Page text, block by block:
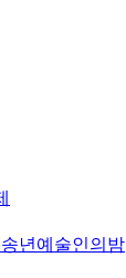
년예술인의밤